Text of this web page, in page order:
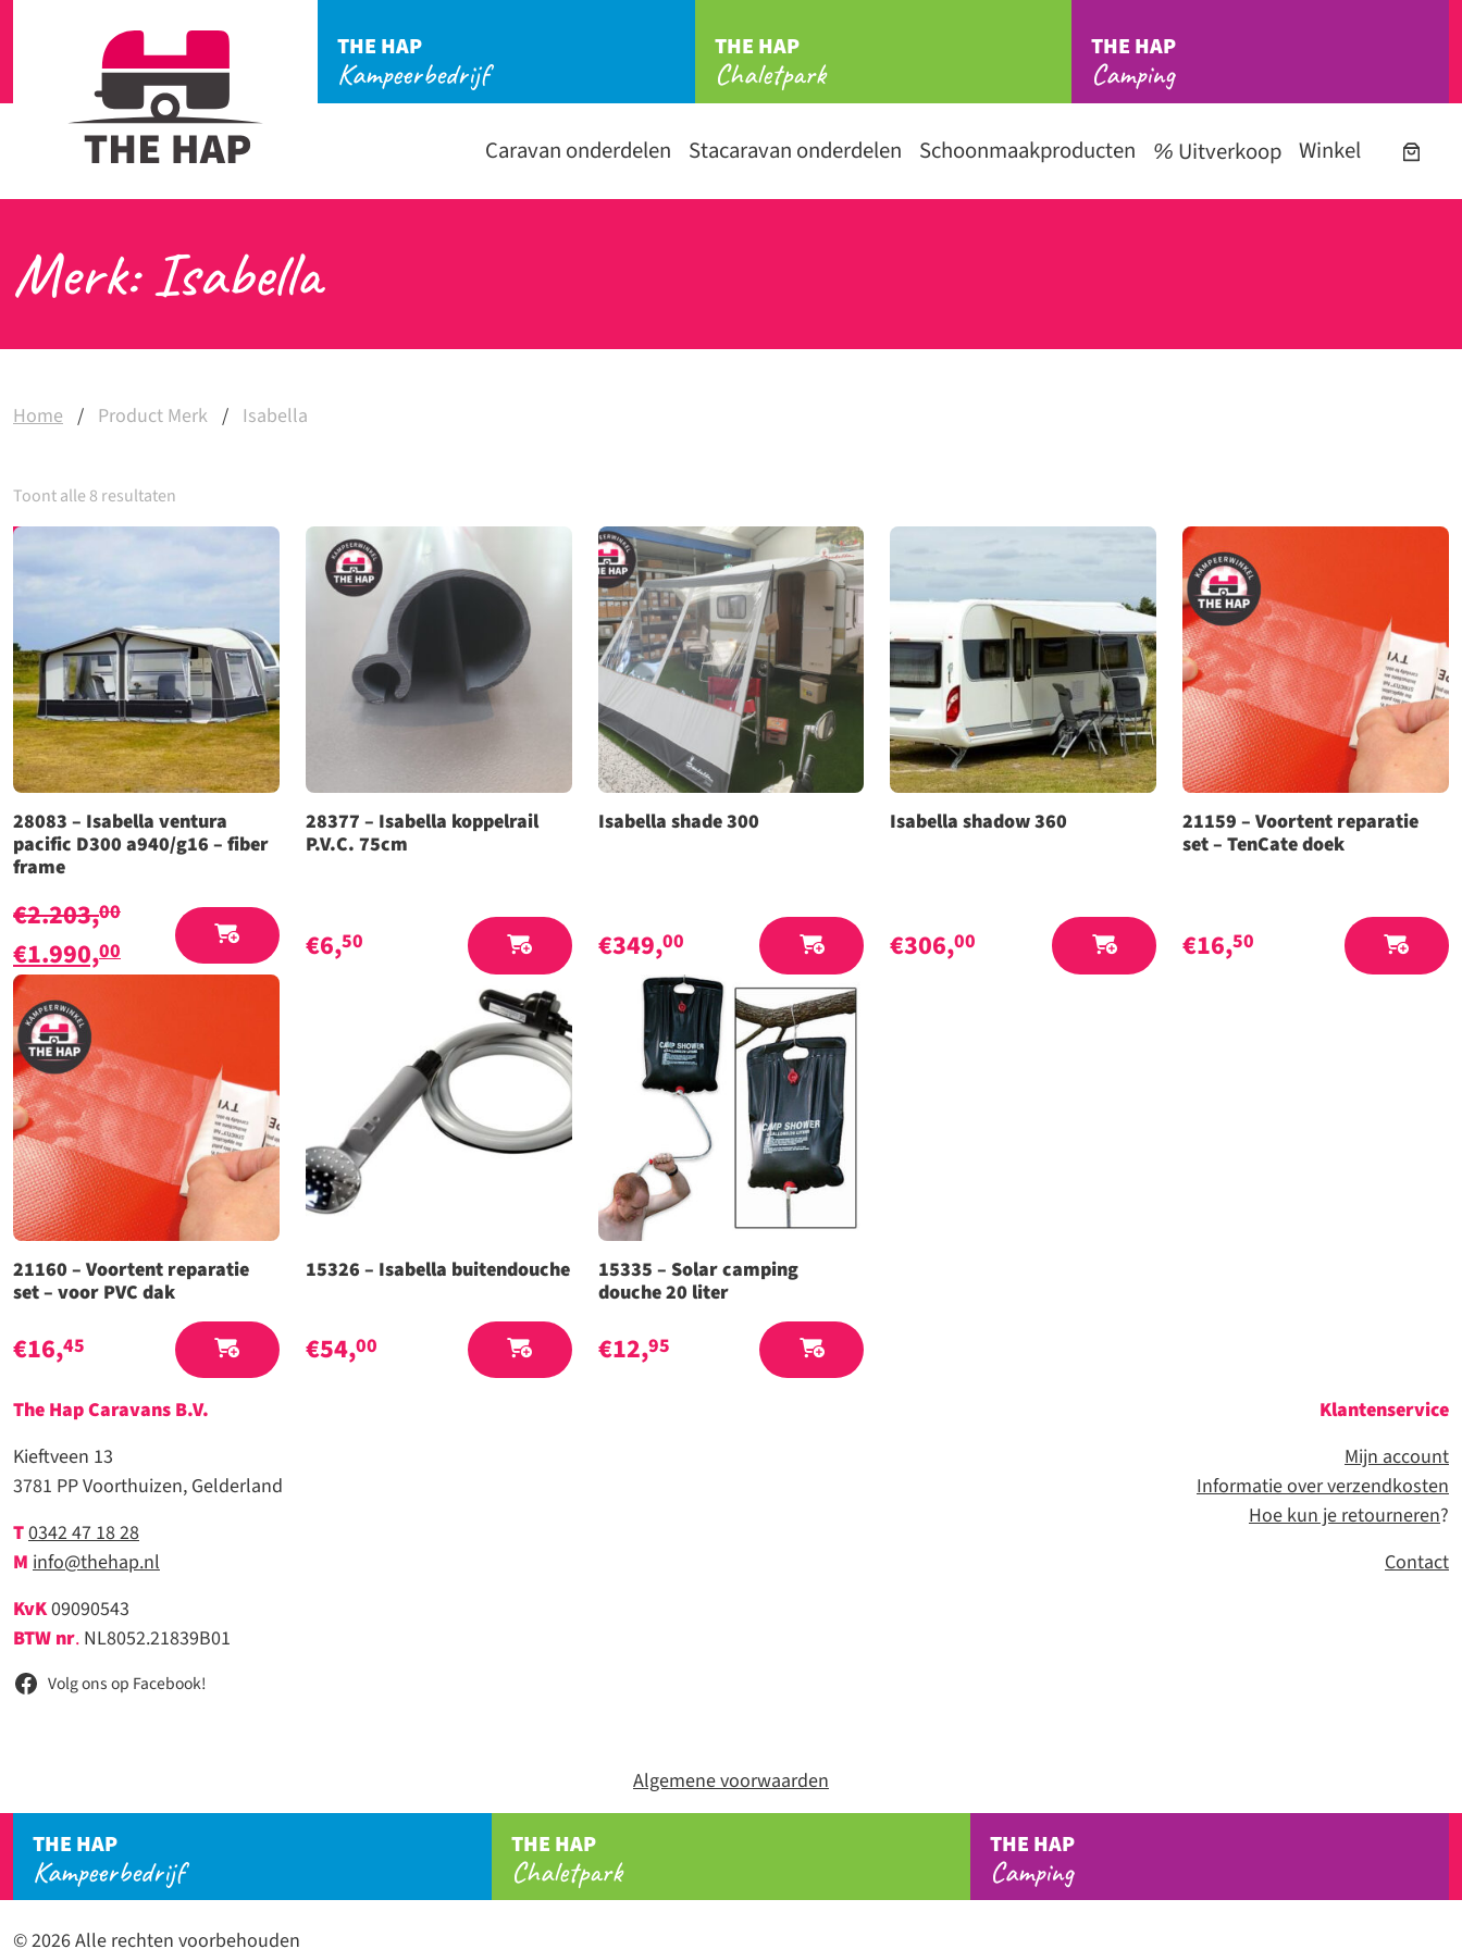
THE HAP
Kampeerbedrijf
THE HAP
Chaletpark
THE HAP
Camping
Caravan onderdelen Stacaravan onderdelen Schoonmaakproducten Uitverkoop Winkel
Merk: Isabella
Home / Product Merk / Isabella
Toont alle 8 resultaten
28083 – Isabella ventura
pacific D300 a940/g16 – fiber
frame
€2.203,00
Oorspronkelijke
prijs
was:
€2.203,00.
€1.990,00Huidige
€1.990,00.
28377 – Isabella koppelrail
P.V.C. 75cm
€6,50
Isabella shade 300
€349,00
Isabella shadow 360
€306,00
21159 – Voortent reparatie
set – TenCate doek
€16,50
21160 – Voortent reparatie
set – voor PVC dak
€16,45
15326 – Isabella buitendouche
€54,00
15335 – Solar camping
douche 20 liter
€12,95
The Hap Caravans B.V.
Kieftveen 13
3781 PP Voorthuizen, Gelderland
T0342 47 18 28
M info@thehap.nl
KvK09090543
BTW nr. NL8052.21839B01
Volg ons op Facebook!
Klantenservice
Mijn account
Informatie over verzendkosten
Hoe kun je retourneren?
Contact
Algemene voorwaarden
THE HAP
Kampeerbedrijf
THE HAP
Chaletpark
THE HAP
Camping
© 2026 Alle rechten voorbehouden